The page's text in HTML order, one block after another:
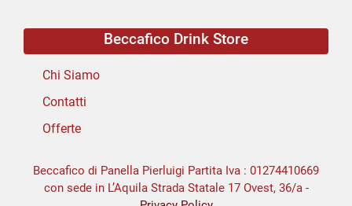
Beccafico Drink Store
Chi Siamo
Contatti
Offerte
Beccafico di Panella Pierluigi Partita Iva : 01274410669
con sede in L’Aquila Strada Statale 17 Ovest, 36/a -